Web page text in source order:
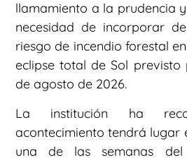
llamamiento a la prudencia
necesidad de incorporar
riesgo de incendio forestal
eclipse total de Sol previsto
de agosto de 2026.
La institución ha
acontecimiento tendrá lugar
una de las semanas